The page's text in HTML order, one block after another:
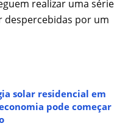
realizar uma série
despercebidas por um
solar residencial em
pode começar